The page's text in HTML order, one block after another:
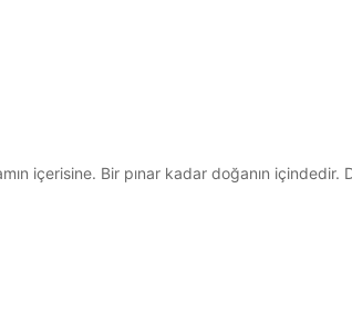
içerisine. Bir pınar kadar doğanın içindedir.